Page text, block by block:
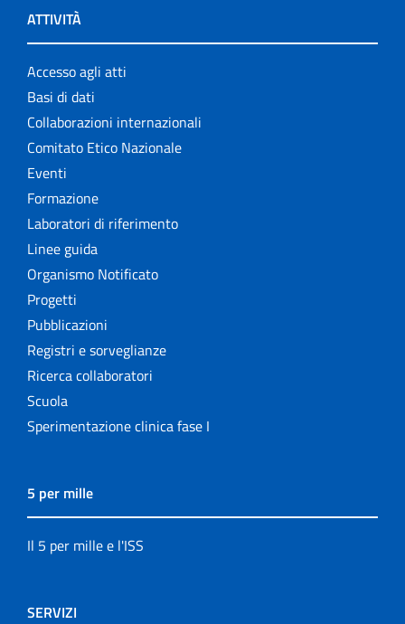
ATTIVITÀ
Accesso agli atti
Basi di dati
Collaborazioni internazionali
Comitato Etico Nazionale
Eventi
Formazione
Laboratori di riferimento
Linee guida
Organismo Notificato
Progetti
Pubblicazioni
Registri e sorveglianze
Ricerca collaboratori
Scuola
Sperimentazione clinica fase I
5 per mille
Il 5 per mille e l'ISS
SERVIZI